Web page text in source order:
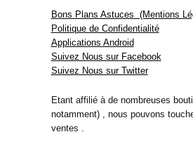
Bons Plans Astuces (Mentions
Politique de Confidentialité
Applications Android
Suivez Nous sur Facebook
Suivez Nous sur Twitter
Etant affilié à de nombreuses
notamment) , nous pouvons
ventes .